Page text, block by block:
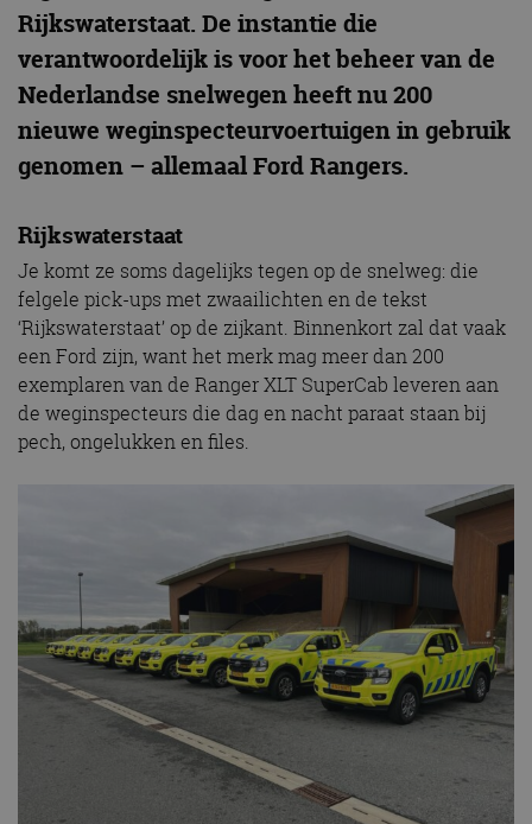
Rijkswaterstaat. De instantie die
verantwoordelijk is voor het beheer van de
Nederlandse snelwegen heeft nu 200
nieuwe weginspecteurvoertuigen in gebruik
genomen – allemaal Ford Rangers.
Rijkswaterstaat
Je komt ze soms dagelijks tegen op de snelweg: die
felgele pick-ups met zwaailichten en de tekst
‘Rijkswaterstaat’ op de zijkant. Binnenkort zal dat vaak
een Ford zijn, want het merk mag meer dan 200
exemplaren van de Ranger XLT SuperCab leveren aan
de weginspecteurs die dag en nacht paraat staan bij
pech, ongelukken en files.